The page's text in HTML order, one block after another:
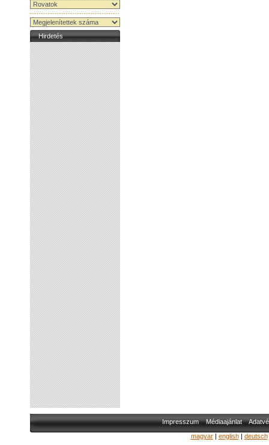
Hirdetés
Impresszum Médiaajánlat
magyar| english| deutsch